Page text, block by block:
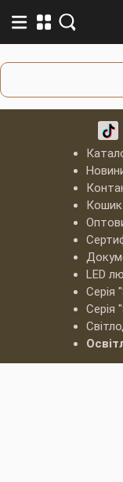
Кошик
LED
Серія
Серія